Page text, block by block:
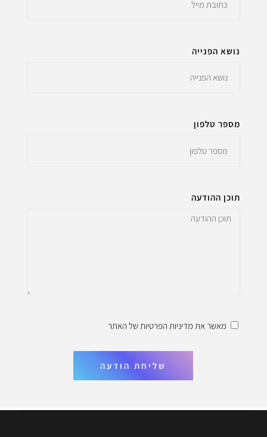
נושא הפנייה
מספר טלפון
תוכן ההודעה
מאשר את מדיניות הפרטיותשל האתר
שליחת הודעה